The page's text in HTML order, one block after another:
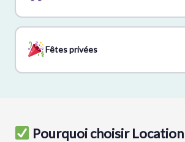
Fêtes privées
Pourquoi choisir Location